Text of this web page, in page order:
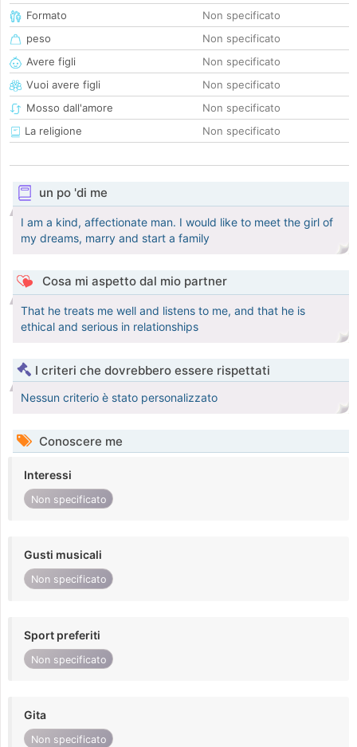
Formato
Non specificato
peso
Non specificato
Avere figli
Non specificato
Vuoi avere figli
Non specificato
Mosso dall'amore
Non specificato
La religione
Non specificato
un po 'di me
I am a kind, affectionate man. I would like to meet the girl of
my dreams, marry and start a family
Cosa mi aspetto dal mio partner
That he treats me well and listens to me, and that he is
ethical and serious in relationships
I criteri che dovrebbero essere rispettati
Nessun criterio è stato personalizzato
Conoscere me
Interessi
Non specificato
Gusti musicali
Non specificato
Sport preferiti
Non specificato
Gita
Non specificato